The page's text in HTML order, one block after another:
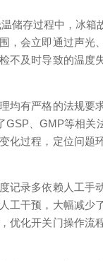
储存过程中，冰箱
会立即通过声光
不及时导致的温度
有严格的法规要
、GMP等相关
化过程，定位问题
录多依赖人工手
工干预，大幅减少
优化开关门操作流